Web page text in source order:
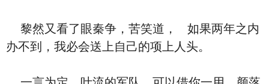
黎然又看了眼秦争，苦笑道， 如果两年之内
办不到，我必会送上自己的项上人头。